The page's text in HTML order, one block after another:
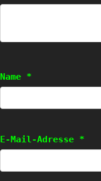
Name *
E-Mail-Adresse *